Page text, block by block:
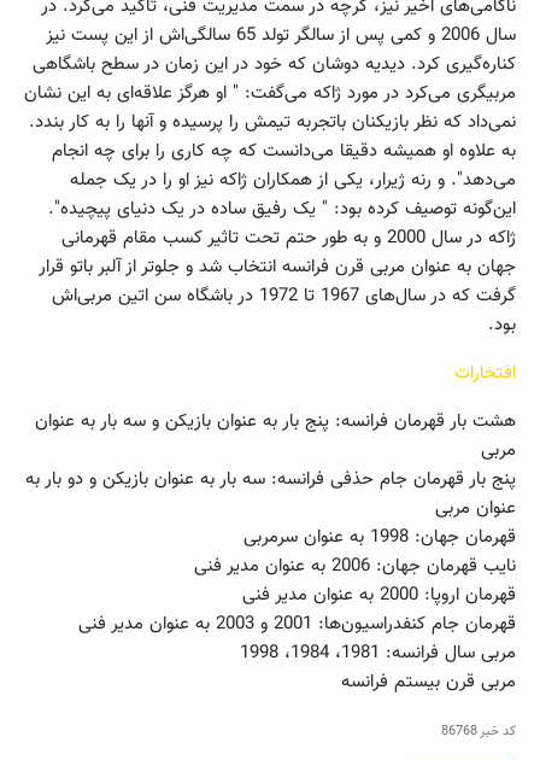
سال 2006 و کمی پس از سالگر تولد 65 سالگی‌اش از این پست نیز
کناره‌گیری کرد. دیدیه دوشان که خود در این زمان در سطح باشگاهی
مربیگری می‌کرد در مورد ژاکه می‌گفت: " او هرگز علاقه‌ای به این نشان
نمی‌داد که نظر بازیکنان باتجربه تیمش را پرسیده و آنها را به کار بندد.
به علاوه او همیشه دقیقا می‌دانست که چه کاری را برای چه انجام
می‌دهد". و رنه ژیرار، یکی از همکاران ژاکه نیز او را در یک جمله
این‌گونه توصیف کرده بود: " یک رفیق ساده در یک دنیای پیچیده".
ژاکه در سال 2000 و به طور حتم تحت تاثیر کسب مقام قهرمانی
جهان به عنوان مربی قرن فرانسه انتخاب شد و جلوتر از آلبر باتو قرار
گرفت که در سال‌های 1967 تا 1972 در باشگاه سن اتین مربی‌اش
بود.
افتخارات
هشت بار قهرمان فرانسه: پنج بار به عنوان بازیکن و سه بار به عنوان
مربی
پنج بار قهرمان جام حذفی فرانسه: سه بار به عنوان بازیکن و دو بار به
عنوان مربی
قهرمان جهان: 1998 به عنوان سرمربی
نایب قهرمان جهان: 2006 به عنوان مدیر فنی
قهرمان اروپا: 2000 به عنوان مدیر فنی
قهرمان جام کنفدراسیون‌ها: 2001 و 2003 به عنوان مدیر فنی
مربی سال فرانسه: 1981، 1984، 1998
مربی قرن بیستم فرانسه
کد خبر86768